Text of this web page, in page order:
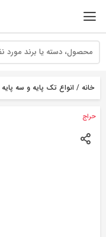
خانه / انواع تک پایه و سه پایه
حراج